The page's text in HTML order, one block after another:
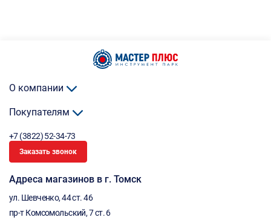
О компании
Покупателям
+7 (3822) 52-34-73
Заказать звонок
Адреса магазинов в г. Томск
ул. Шевченко, 44 ст. 46
пр-т Комсомольский, 7 ст. 6